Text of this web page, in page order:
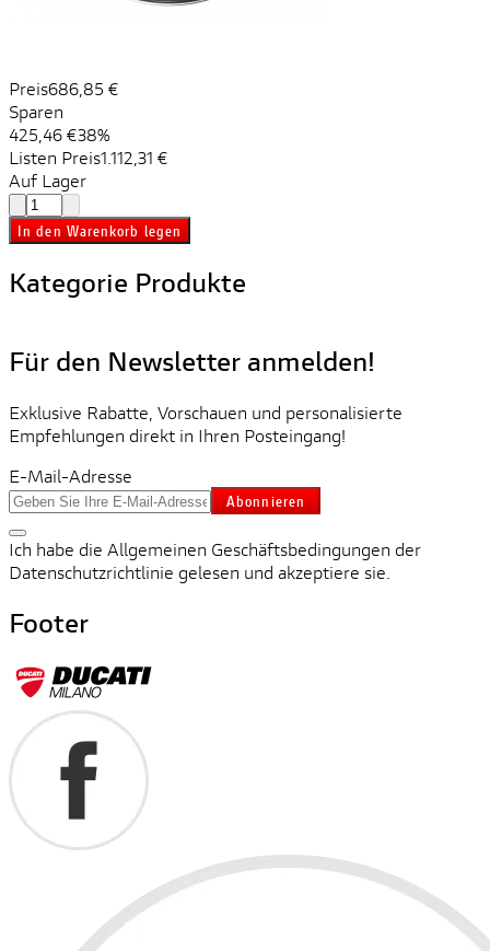
Preis686,85 €
Sparen
425,46 €38%
Listen Preis1.112,31 €
Auf Lager
In den Warenkorb legen
Kategorie Produkte
Für den Newsletter anmelden!
Exklusive Rabatte, Vorschauen und personalisierte
Empfehlungen direkt in Ihren Posteingang!
E-Mail-Adresse
Abonnieren
Ich habe die Allgemeinen Geschäftsbedingungen der
Datenschutzrichtlinie gelesen und akzeptiere sie.
Footer